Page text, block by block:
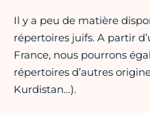
Il y a peu de matière
répertoires juifs. A partir
France, nous pourrons
répertoires d’autres
Kurdistan…).